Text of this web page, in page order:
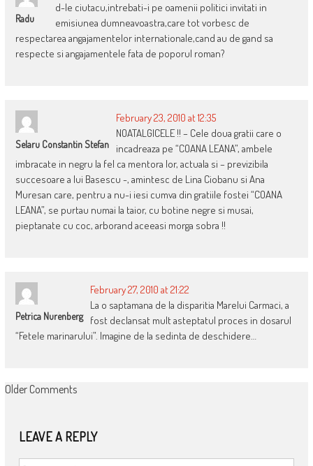
Radu
d-le ciutacu,intrebati-i pe oamenii politici invitati in
emisiunea dumneavoastra,care tot vorbesc de
respectarea angajamentelor internationale,cand au de gand sa
respecte si angajamentele fata de poporul roman?
Selaru Constantin Stefan
February 23, 2010 at 12:35
NOATALGICELE !! – Cele doua gratii care o
incadreaza pe “COANA LEANA”, ambele
imbracate in negru la fel ca mentora lor, actuala si – previzibila
succesoare a lui Basescu -, amintesc de Lina Ciobanu si Ana
Muresan care, pentru a nu-i iesi cumva din gratiile fostei “COANA
LEANA”, se purtau numai la taior, cu botine negre si musai,
pieptanate cu coc, arborand aceeasi morga sobra !!
Petrica Nurenberg
February 27, 2010 at 21:22
La o saptamana de la disparitia Marelui Carmaci, a
fost declansat mult asteptatul proces in dosarul
“Fetele marinarului”. Imagine de la sedinta de deschidere…
COMMENT
Older Comments
LEAVE A REPLY